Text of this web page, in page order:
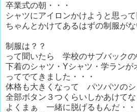
卒業式の朝・・・
シャツにアイロンかけようと思っ
ちゃんとかけてあるはずの制服がな
制服は？？
って聞いたら 学校のサブバックの
下着のシャツ・Yシャツ・学ランが
ってでてきました・・・
体格も大きくなって パツパツのシ
全部ボタン３つくらいしかあけてな
よくまぁ 一緒に脱げるもんだ・・